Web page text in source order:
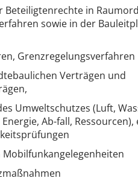
Beteiligtenrechte in
sowie in der
Grenzregelungsverfahren
Verträgen und
Umweltschutzes (Luft,
Ab-fall,